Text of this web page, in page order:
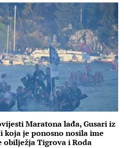
Maratona lađa, Gusari iz
koja je ponosno nosila ime
obilježja Tigrova i Roda